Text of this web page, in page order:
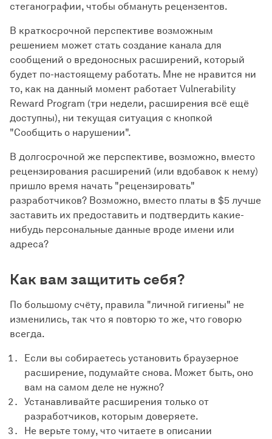
стеганографии, чтобы обмануть рецензентов.
В краткосрочной перспективе возможным
решением может стать создание канала для
сообщений о вредоносных расширений, который
будет по-настоящему работать. Мне не нравится ни
то, как на данный момент работает Vulnerability
Reward Program (три недели, расширения всё ещё
доступны), ни текущая ситуация с кнопкой
"Сообщить о нарушении".
В долгосрочной же перспективе, возможно, вместо
рецензирования расширений (или вдобавок к нему)
пришло время начать "рецензировать"
разработчиков? Возможно, вместо платы в $5 лучше
заставить их предоставить и подтвердить какие-
нибудь персональные данные вроде имени или
адреса?
Как вам защитить себя?
По большому счёту, правила "личной гигиены" не
изменились, так что я повторю то же, что говорю
всегда.
Если вы собираетесь установить браузерное
расширение, подумайте снова. Может быть, оно
вам на самом деле не нужно?
Устанавливайте расширения только от
разработчиков, которым доверяете.
Не верьте тому, что читаете в описании